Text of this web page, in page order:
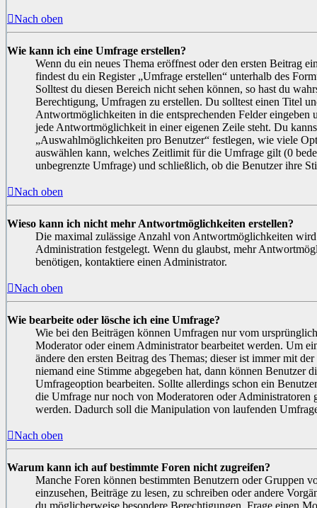
Nach oben
Wie kann ich eine Umfrage erstellen?
Wenn du ein neues Thema eröffnest oder den ersten Beitrag
findest du ein Register „Umfrage erstellen“ unterhalb des
Solltest du diesen Bereich nicht sehen können, so hast du
Berechtigung, Umfragen zu erstellen. Du solltest einen Titel
Antwortmöglichkeiten in die entsprechenden Felder eingeben
jede Antwortmöglichkeit in einer eigenen Zeile steht. Du
„Auswahlmöglichkeiten pro Benutzer“ festlegen, wie viele
auswählen kann, welches Zeitlimit für die Umfrage gilt (0
unbegrenzte Umfrage) und schließlich, ob die Benutzer ihre
Nach oben
Wieso kann ich nicht mehr Antwortmöglichkeiten erstellen?
Die maximal zulässige Anzahl von Antwortmöglichkeiten
Administration festgelegt. Wenn du glaubst, mehr
benötigen, kontaktiere einen Administrator.
Nach oben
Wie bearbeite oder lösche ich eine Umfrage?
Wie bei den Beiträgen können Umfragen nur vom
Moderator oder einem Administrator bearbeitet werden. Um
ändere den ersten Beitrag des Themas; dieser ist immer mit
niemand eine Stimme abgegeben hat, dann können Benutzer
Umfrageoption bearbeiten. Sollte allerdings schon ein
die Umfrage nur noch von Moderatoren oder Administratoren
werden. Dadurch soll die Manipulation von laufenden
Nach oben
Warum kann ich auf bestimmte Foren nicht zugreifen?
Manche Foren können bestimmten Benutzern oder Gruppen
einzusehen, Beiträge zu lesen, zu schreiben oder andere